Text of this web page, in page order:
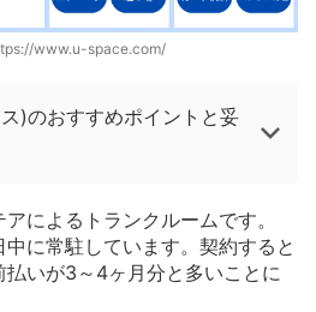
www.u-space.com/
)のおすすめポイントと妥
によるトランクルームです。
に常駐しています。契約すると
いが3～4ヶ月分と多いことに